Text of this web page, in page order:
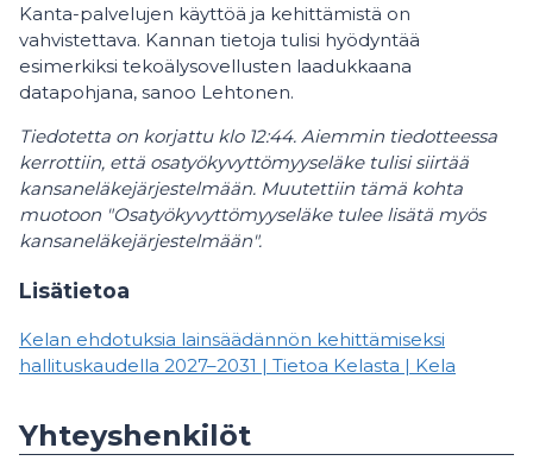
Kanta-palvelujen käyttöä ja kehittämistä on
vahvistettava. Kannan tietoja tulisi hyödyntää
esimerkiksi tekoälysovellusten laadukkaana
datapohjana, sanoo Lehtonen.
Tiedotetta on korjattu klo 12:44. Aiemmin tiedotteessa
kerrottiin, että osatyökyvyttömyyseläke tulisi siirtää
kansaneläkejärjestelmään. Muutettiin tämä kohta
muotoon "Osatyökyvyttömyyseläke tulee lisätä myös
kansaneläkejärjestelmään".
Lisätietoa
Kelan ehdotuksia lainsäädännön kehittämiseksi
hallituskaudella 2027–2031 | Tietoa Kelasta | Kela
Yhteyshenkilöt